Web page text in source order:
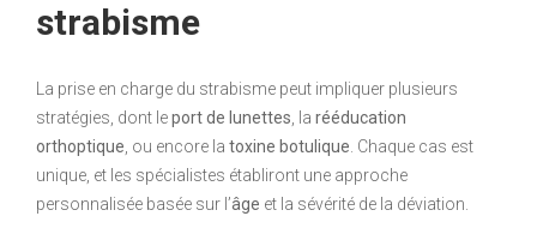
strabisme
La prise en charge du strabisme peut impliquer plusieurs
stratégies, dont leport de lunettes , la rééducation
orthoptique , ou encore la toxine botulique . Chaque cas est
unique, et les spécialistes établiront une approche
personnalisée basée sur l’âge et la sévérité de la déviation.